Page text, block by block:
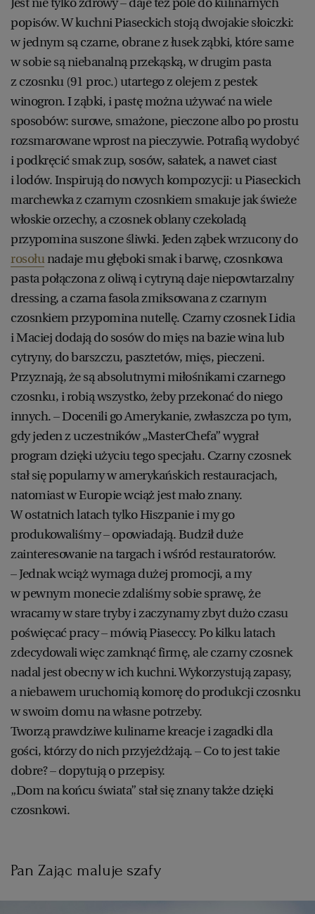
Jest nie tylko zdrowy – daje też pole do kulinarnych
popisów. W kuchni Piaseckich stoją dwojakie słoiczki:
w jednym są czarne, obrane z łusek ząbki, które same
w sobie są niebanalną przekąską, w drugim pasta
z czosnku (91 proc.) utartego z olejem z pestek
winogron. I ząbki, i pastę można używać na wiele
sposobów: surowe, smażone, pieczone albo po prostu
rozsmarowane wprost na pieczywie. Potrafią wydobyć
i podkręcić smak zup, sosów, sałatek, a nawet ciast
i lodów. Inspirują do nowych kompozycji: u Piaseckich
marchewka z czarnym czosnkiem smakuje jak świeże
włoskie orzechy, a czosnek oblany czekoladą
przypomina suszone śliwki. Jeden ząbek wrzucony do
rosołunadaje mu głęboki smak i barwę, czosnkowa
pasta połączona z oliwą i cytryną daje niepowtarzalny
dressing, a czarna fasola zmiksowana z czarnym
czosnkiem przypomina nutellę. Czarny czosnek Lidia
i Maciej dodają do sosów do mięs na bazie wina lub
cytryny, do barszczu, pasztetów, mięs, pieczeni.
Przyznają, że są absolutnymi miłośnikami czarnego
czosnku, i robią wszystko, żeby przekonać do niego
innych. – Docenili go Amerykanie, zwłaszcza po tym,
gdy jeden z uczestników „MasterChefa” wygrał
program dzięki użyciu tego specjału. Czarny czosnek
stał się popularny w amerykańskich restauracjach,
natomiast w Europie wciąż jest mało znany.
W ostatnich latach tylko Hiszpanie i my go
produkowaliśmy – opowiadają. Budził duże
zainteresowanie na targach i wśród restauratorów.
– Jednak wciąż wymaga dużej promocji, a my
w pewnym monecie zdaliśmy sobie sprawę, że
wracamy w stare tryby i zaczynamy zbyt dużo czasu
poświęcać pracy – mówią Piaseccy. Po kilku latach
zdecydowali więc zamknąć firmę, ale czarny czosnek
nadal jest obecny w ich kuchni. Wykorzystują zapasy,
a niebawem uruchomią komorę do produkcji czosnku
w swoim domu na własne potrzeby.
Tworzą prawdziwe kulinarne kreacje i zagadki dla
gości, którzy do nich przyjeżdżają. – Co to jest takie
dobre? – dopytują o przepisy.
„Dom na końcu świata” stał się znany także dzięki
czosnkowi.
Pan Zając maluje szafy